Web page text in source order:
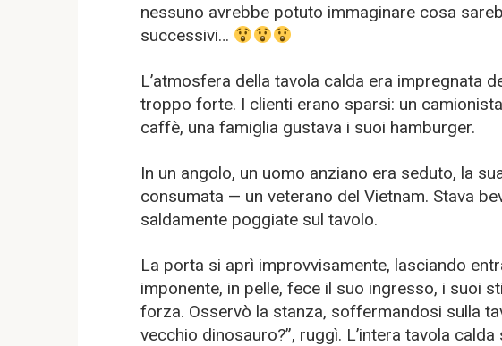
nessuno avrebbe potuto immaginare cosa
successivi…
L’atmosfera della tavola calda era impregnata
troppo forte. I clienti erano sparsi: un
caffè, una famiglia gustava i suoi hamburger.
In un angolo, un uomo anziano era seduto, la
consumata — un veterano del Vietnam. Stava
saldamente poggiate sul tavolo.
La porta si aprì improvvisamente, lasciando
imponente, in pelle, fece il suo ingresso, i suoi
forza. Osservò la stanza, soffermandosi sulla
vecchio dinosauro?”, ruggì. L’intera tavola